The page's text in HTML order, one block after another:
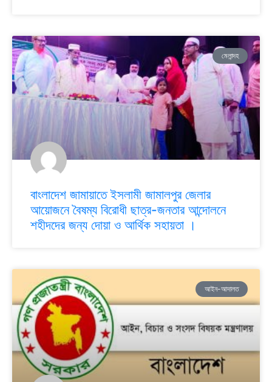
মেলান্দহ
বাংলাদেশ জামায়াতে ইসলামী জামালপুর জেলার
আয়োজনে বৈষম্য বিরোধী ছাত্র-জনতার আন্দোলনে
শহীদদের জন্য দোয়া ও আর্থিক সহায়তা ।
আইন-আদালত